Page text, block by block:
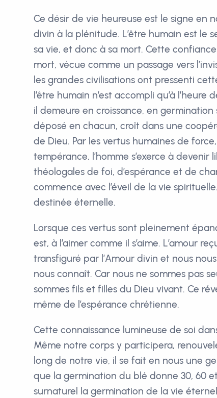
Ce désir de vie heureuse est le signe en
divin à la plénitude. L’être humain est le
sa vie, et donc à sa mort. Cette
mort, vécue comme un passage vers
les grandes civilisations ont pressenti
l’être humain n’est accompli qu’à
il demeure en croissance, en
déposé en chacun, croît dans une
de Dieu. Par les vertus humaines de
tempérance, l’homme s’exerce à devenir
théologales de foi, d’espérance et de
commence avec l’éveil de la vie
destinée éternelle.
Lorsque ces vertus sont pleinement
est, à l’aimer comme il s’aime. L’amour
transfiguré par l’Amour divin et nous
nous connaît. Car nous ne sommes pas
sommes fils et filles du Dieu vivant. Ce
même de l’espérance chrétienne.
Cette connaissance lumineuse de soi
Même notre corps y participera,
long de notre vie, il se fait en nous une
que la germination du blé donne 30, 60
surnaturel la germination de la vie